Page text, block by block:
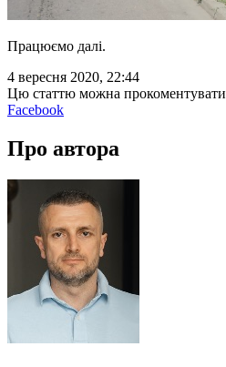
Працюємо далі.
4 вересня 2020, 22:44
Цю статтю можна прокоментувати
Facebook
Про автора